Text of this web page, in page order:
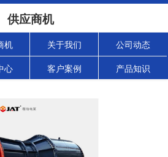
供应商机
机 关于我们 公司动态
心 客户案例 产品知识